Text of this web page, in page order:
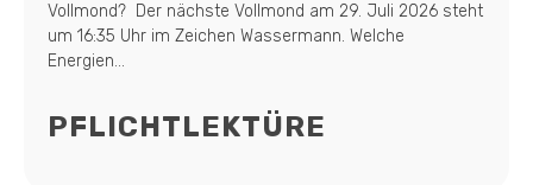
Vollmond? Der nächste Vollmond am 29. Juli 2026 steht
um 16:35 Uhr im Zeichen Wassermann. Welche
Energien...
PFLICHTLEKTÜRE